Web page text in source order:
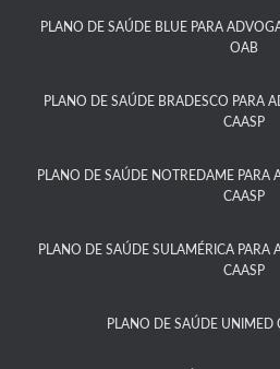
PLANO DE SAÚDE BLUE PARA
OAB
PLANO DE SAÚDE BRADESCO PARA
CAASP​
PLANO DE SAÚDE NOTREDAME PARA
CAASP​
PLANO DE SAÚDE SULAMÉRICA PARA
CAASP​
PLANO DE SAÚDE UNIMED